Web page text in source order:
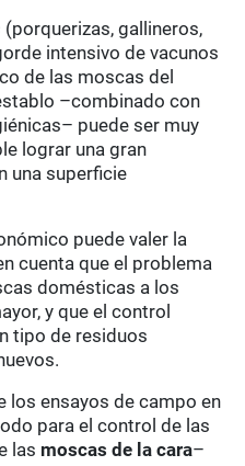
(porquerizas, gallineros,
intensivo de vacunos
de las moscas del
–combinado con
puede ser muy
lograr una gran
una superficie
puede valer la
cuenta que el problema
domésticas a los
y que el control
tipo de residuos
los ensayos de campo en
para el control de las
las moscas de la cara–